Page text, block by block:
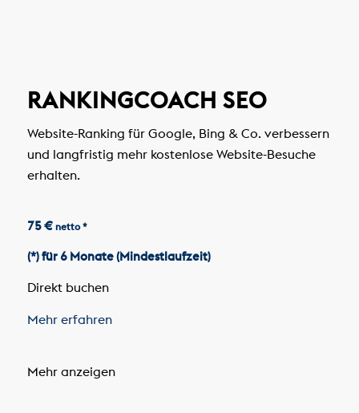
RANKINGCOACH SEO
Website-Ranking für Google, Bing & Co. verbessern
und langfristig mehr kostenlose Website-Besuche
erhalten.
75 € netto *
(*) für 6 Monate (Mindestlaufzeit)
Direkt buchen
Mehr erfahren
Mehr anzeigen